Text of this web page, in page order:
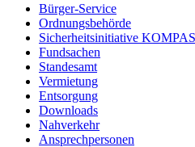
Bürger-Service
Ordnungsbehörde
Sicherheitsinitiative
Fundsachen
Standesamt
Vermietung
Entsorgung
Downloads
Nahverkehr
Ansprechpersonen